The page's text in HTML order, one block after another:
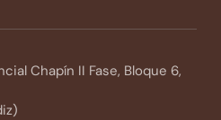
Chapín II Fase, Bloque 6,